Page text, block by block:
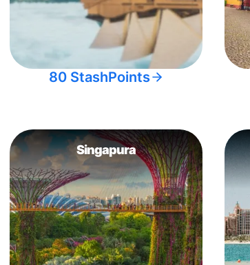
80 StashPoints
Singapura